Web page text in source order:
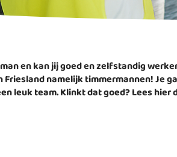
en kan jij goed en zelfstandig
namelijk timmermannen! Je
leuk team. Klinkt dat goed? Lees hier